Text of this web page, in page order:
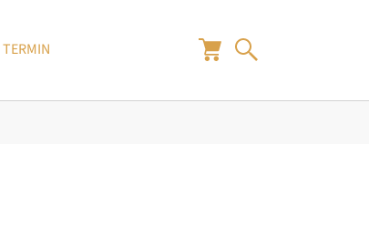
for "Juwelier"
TERMIN